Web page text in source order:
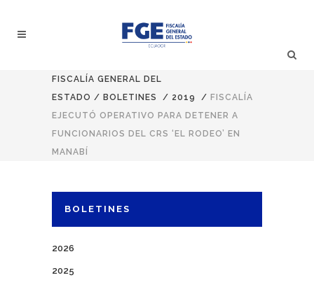
FISCALÍA GENERAL DEL
ESTADO / BOLETINES / 2019 / FISCALÍA
EJECUTÓ OPERATIVO PARA DETENER A
FUNCIONARIOS DEL CRS ‘EL RODEO’ EN
MANABÍ
BOLETINES
2026
2025